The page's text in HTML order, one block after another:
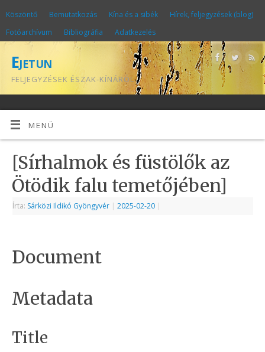
Köszöntő Bemutatkozás Kína és a sibék
Hírek, feljegyzések (blog)
Fotóarchívum
Bibliográfia Adatkezelés
Ejetun
FELJEGYZÉSEK ÉSZAK-KÍNÁRÓL
MENÜ
[Sírhalmok és füstölők az
Ötödik falu temetőjében]
Írta: Sárközi Ildikó Gyöngyvér | 2025-02-20 |
Document
Metadata
Title